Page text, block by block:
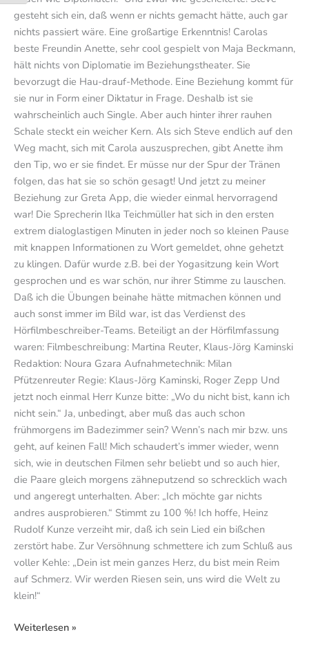
gesteht sich ein, daß wenn er nichts gemacht hätte, auch gar
nichts passiert wäre. Eine großartige Erkenntnis! Carolas
beste Freundin Anette, sehr cool gespielt von Maja Beckmann,
hält nichts von Diplomatie im Beziehungstheater. Sie
bevorzugt die Hau-drauf-Methode. Eine Beziehung kommt für
sie nur in Form einer Diktatur in Frage. Deshalb ist sie
wahrscheinlich auch Single. Aber auch hinter ihrer rauhen
Schale steckt ein weicher Kern. Als sich Steve endlich auf den
Weg macht, sich mit Carola auszusprechen, gibt Anette ihm
den Tip, wo er sie findet. Er müsse nur der Spur der Tränen
folgen, das hat sie so schön gesagt! Und jetzt zu meiner
Beziehung zur Greta App, die wieder einmal hervorragend
war! Die Sprecherin Ilka Teichmüller hat sich in den ersten
extrem dialoglastigen Minuten in jeder noch so kleinen Pause
mit knappen Informationen zu Wort gemeldet, ohne gehetzt
zu klingen. Dafür wurde z.B. bei der Yogasitzung kein Wort
gesprochen und es war schön, nur ihrer Stimme zu lauschen.
Daß ich die Übungen beinahe hätte mitmachen können und
auch sonst immer im Bild war, ist das Verdienst des
Hörfilmbeschreiber-Teams. Beteiligt an der Hörfilmfassung
waren: Filmbeschreibung: Martina Reuter, Klaus-Jörg Kaminski
Redaktion: Noura Gzara Aufnahmetechnik: Milan
Pfützenreuter Regie: Klaus-Jörg Kaminski, Roger Zepp Und
jetzt noch einmal Herr Kunze bitte: „Wo du nicht bist, kann ich
nicht sein.“ Ja, unbedingt, aber muß das auch schon
frühmorgens im Badezimmer sein? Wenn’s nach mir bzw. uns
geht, auf keinen Fall! Mich schaudert’s immer wieder, wenn
sich, wie in deutschen Filmen sehr beliebt und so auch hier,
die Paare gleich morgens zähneputzend so schrecklich wach
und angeregt unterhalten. Aber: „Ich möchte gar nichts
andres ausprobieren.“ Stimmt zu 100 %! Ich hoffe, Heinz
Rudolf Kunze verzeiht mir, daß ich sein Lied ein bißchen
zerstört habe. Zur Versöhnung schmettere ich zum Schluß aus
voller Kehle: „Dein ist mein ganzes Herz, du bist mein Reim
auf Schmerz. Wir werden Riesen sein, uns wird die Welt zu
klein!“
Weiterlesen »